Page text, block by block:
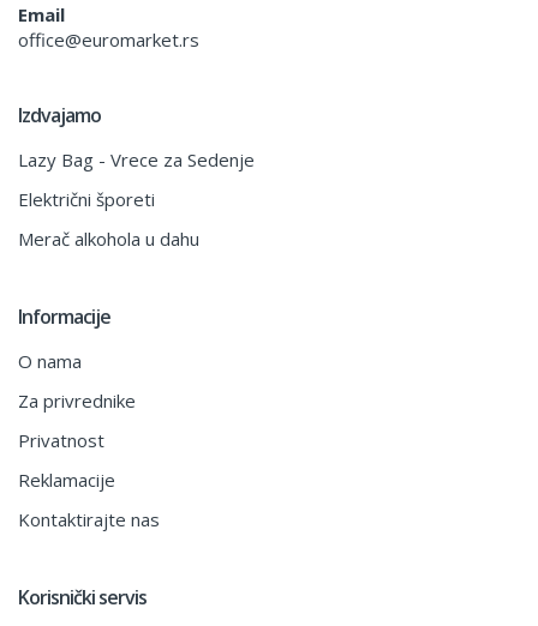
Email
office@euromarket.rs
Izdvajamo
Lazy Bag - Vrece za Sedenje
Električni šporeti
Merač alkohola u dahu
Informacije
O nama
Za privrednike
Privatnost
Reklamacije
Kontaktirajte nas
Korisnički servis